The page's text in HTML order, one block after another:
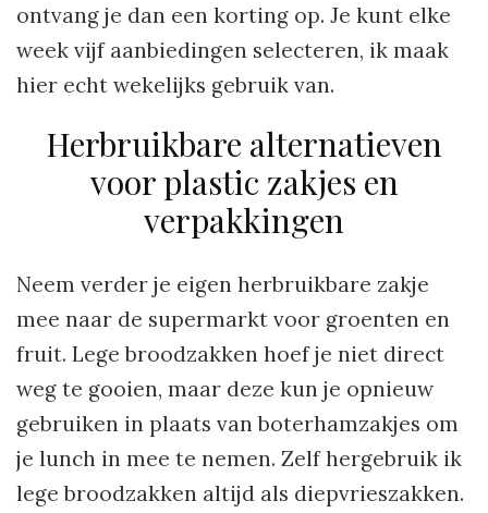
ontvang je dan een korting op. Je kunt elke
week vijf aanbiedingen selecteren, ik maak
hier echt wekelijks gebruik van.
Herbruikbare alternatieven
voor plastic zakjes en
verpakkingen
Neem verder je eigen herbruikbare zakje
mee naar de supermarkt voor groenten en
fruit. Lege broodzakken hoef je niet direct
weg te gooien, maar deze kun je opnieuw
gebruiken in plaats van boterhamzakjes om
je lunch in mee te nemen. Zelf hergebruik ik
lege broodzakken altijd als diepvrieszakken.